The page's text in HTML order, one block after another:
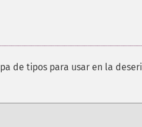
de tipos para usar en la